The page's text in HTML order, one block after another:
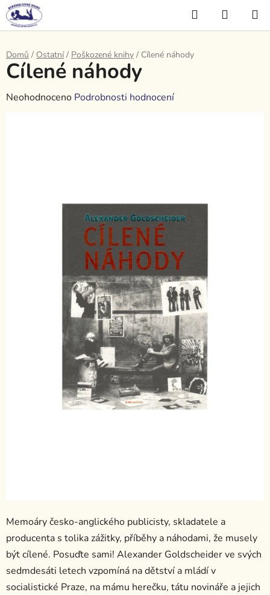
Přejít
na
obsah
Hledat
KOŠÍK
Domů / Ostatní / Poškozené knihy / Cílené náhody
Memoáry česko-anglického publicisty, skladatele a
producenta s tolika zážitky, příběhy a náhodami, že musely
být cílené. Posuďte sami! Alexander Goldscheider ve svých
sedmdesáti letech vzpomíná na dětství a mládí v
socialistické Praze, na mámu herečku, tátu novináře a jejich
Cílené náhody
Průměrné
Neohodnoceno Podrobnosti hodnocení